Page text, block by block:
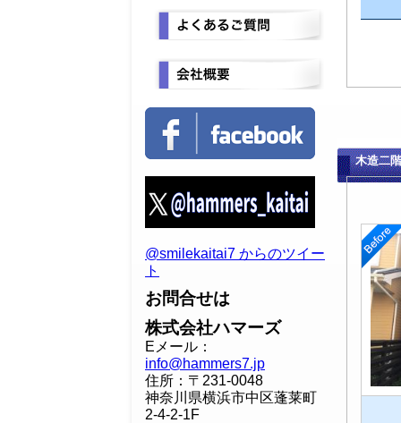
木造二
@smilekaitai7 からのツイー
ト
お問合せは
株式会社ハマーズ
Eメール：
info@hammers7.jp
住所：〒231-0048
神奈川県横浜市中区蓬莱町
2-4-2-1F